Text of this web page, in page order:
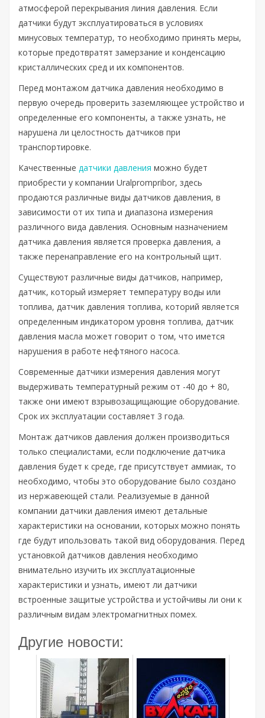
атмосферой перекрывания линия давления. Если
датчики будут эксплуатироваться в условиях
минусовых температур, то необходимо принять меры,
которые предотвратят замерзание и конденсацию
кристаллических сред и их компонентов.
Перед монтажом датчика давления необходимо в
первую очередь проверить заземляющее устройство и
определенные его компоненты, а также узнать, не
нарушена ли целостность датчиков при
транспортировке.
Качественные датчики давления можно будет
приобрести у компании Uralprompribor, здесь
продаются различные виды датчиков давления, в
зависимости от их типа и диапазона измерения
различного вида давления. Основным назначением
датчика давления является проверка давления, а
также перенаправление его на контрольный щит.
Существуют различные виды датчиков, например,
датчик, который измеряет температуру воды или
топлива, датчик давления топлива, которий является
определенным индикатором уровня топлива, датчик
давления масла может говорит о том, что имется
нарушения в работе нефтяного насоса.
Современные датчики измерения давления могут
выдерживать температурный режим от -40 до + 80,
также они имеют взрывозащищающие оборудование.
Срок их эксплуатации составляет 3 года.
Монтаж датчиков давления должен производиться
только специалистами, если подключение датчика
давления будет к среде, где присутствует аммиак, то
необходимо, чтобы это оборудование было создано
из нержавеющей стали. Реализуемые в данной
компании датчики давления имеют детальные
характеристики на основании, которых можно понять
где будут ипользовать такой вид оборудования. Перед
установкой датчиков давления необходимо
внимательно изучить их эксплуатационные
характеристики и узнать, имеют ли датчики
встроенные защитые устройства и устойчивы ли они к
различным видам электромагнитных помех.
Другие новости: